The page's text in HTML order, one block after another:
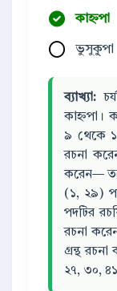
কাহ্নপা
ভুসুকু্পা
ব্যাখ্যা:
কাহ্নপা।
৯ থেকে
রচনা
করেন—
(১, ২৯)
পদটির
রচনা
গ্রন্থ
২৭, ৩০,